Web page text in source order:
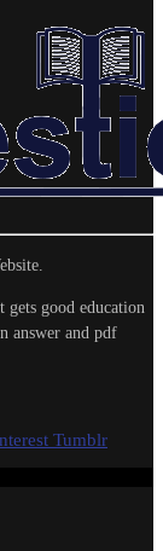
good education
answer and pdf
Tumblr